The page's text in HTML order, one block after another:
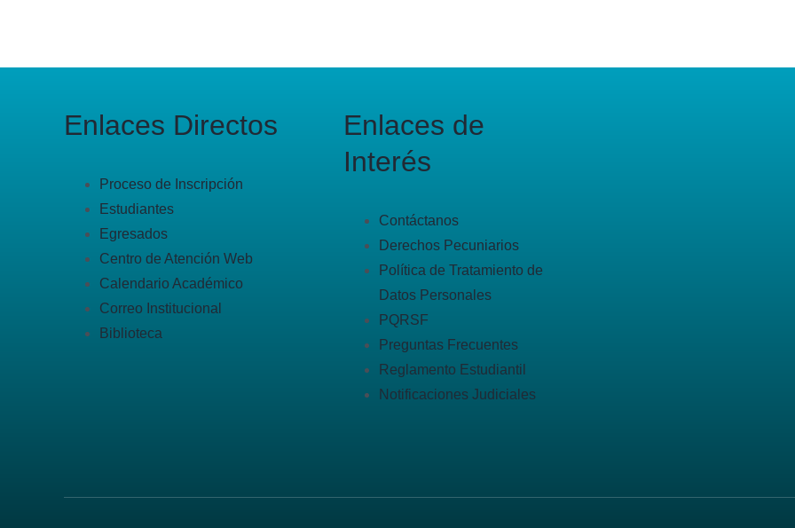
Enlaces Directos
Proceso de Inscripción
Estudiantes
Egresados
Centro de Atención Web
Calendario Académico
Correo Institucional
Biblioteca
Enlaces de
Interés
Contáctanos
Derechos Pecuniarios
Política de Tratamiento de
Datos Personales
PQRSF
Preguntas Frecuentes
Reglamento Estudiantil
Notificaciones Judiciales